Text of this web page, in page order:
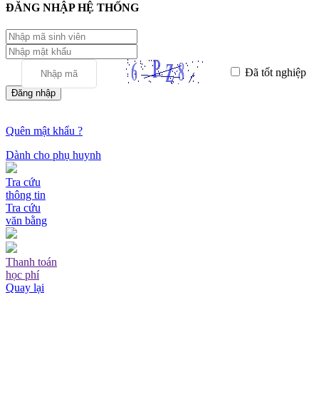
ĐĂNG NHẬP HỆ THỐNG
Đã tốt nghiệp
Đăng nhập
Quên mật khẩu ?
Dành cho phụ huynh
Tra cứu
thông tin
Tra cứu
văn bằng
Thanh toán
học phí
Quay lại